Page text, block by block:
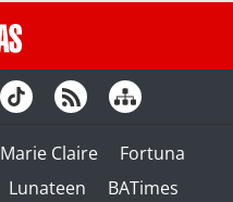
Marie Claire
Fortuna
Lunateen BATimes